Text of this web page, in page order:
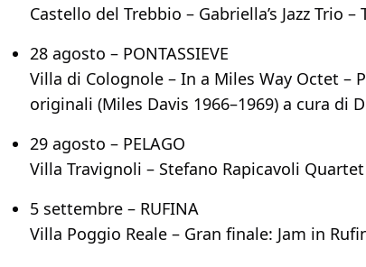
Castello del Trebbio – Gabriella’s Jazz Trio –
28 agosto – PONTASSIEVE
Villa di Colognole – In a Miles Way Octet
originali (Miles Davis 1966–1969) a cura di
29 agosto – PELAGO
Villa Travignoli – Stefano Rapicavoli Quartet
5 settembre – RUFINA
Villa Poggio Reale – Gran finale: Jam in